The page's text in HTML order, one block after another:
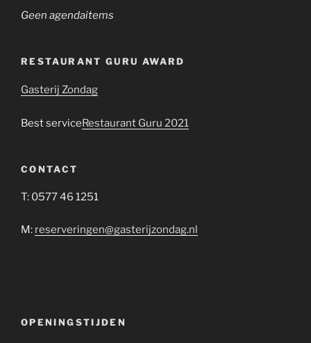
Geen agendaitems
RESTAURANT GURU AWARD
Gasterij Zondag
Best serviceRestaurant Guru 2021
CONTACT
T: 0577 46 1251
M: reserveringen@gasterijzondag.nl
OPENINGSTIJDEN